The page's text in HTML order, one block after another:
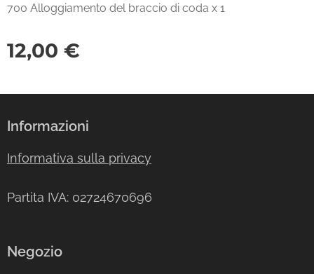
700 Alloggiamento del braccio di coda x 1
12,00 €
Informazioni
Informativa sulla privacy
Partita IVA: 02724670696
Negozio